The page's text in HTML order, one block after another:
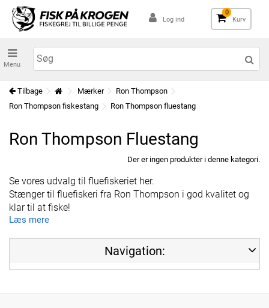
Log ind
0
Kurv
Menu
Tilbage Mærker
Ron Thompson
Ron Thompson fiskestang
Ron Thompson fluestang
Ron Thompson Fluestang
Der er ingen produkter i denne kategori.
Se vores udvalg til fluefiskeriet her.
Stænger til fluefiskeri fra Ron Thompson i god kvalitet og
klar til at fiske!
Læs mere
Navigation: